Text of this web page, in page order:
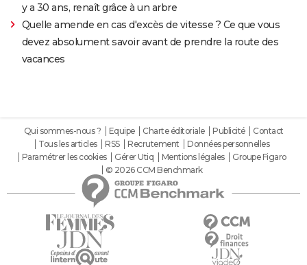
y a 30 ans, renaît grâce à un arbre
Quelle amende en cas d'excès de vitesse ? Ce que vous
devez absolument savoir avant de prendre la route des
vacances
Qui sommes-nous ? Equipe Charte éditoriale Publicité
Contact
Tous les articles
RSS Recrutement
Données personnelles
Paramétrer les cookies
Gérer Utiq Mentions légales
Groupe Figaro
© 2026 CCM Benchmark